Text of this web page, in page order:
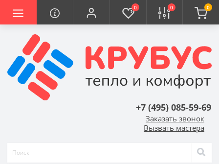
0 0 0
+7 (495) 085-59-69
Заказать звонок
Вызвать мастера